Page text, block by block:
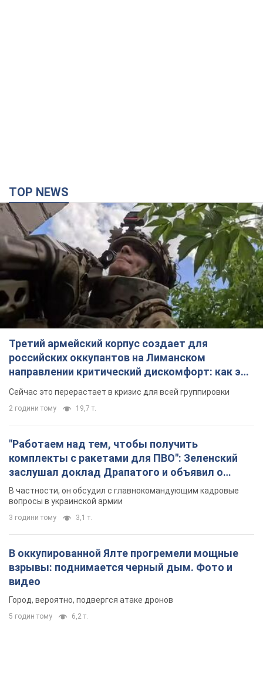
TOP NEWS
Третий армейский корпус создает для
российских оккупантов на Лиманском
направлении критический дискомфорт: как это
удалось
Сейчас это перерастает в кризис для всей группировки
2 години тому 19,7 т.
"Работаем над тем, чтобы получить
комплекты с ракетами для ПВО": Зеленский
заслушал доклад Драпатого и объявил о
новых мерах
В частности, он обсудил с главнокомандующим кадровые
вопросы в украинской армии
3 години тому 3,1 т.
В оккупированной Ялте прогремели мощные
взрывы: поднимается черный дым. Фото и
видео
Город, вероятно, подвергся атаке дронов
5 годин тому 6,2 т.